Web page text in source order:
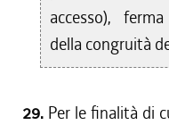
accesso),
della congruità
29. Per le finalità di